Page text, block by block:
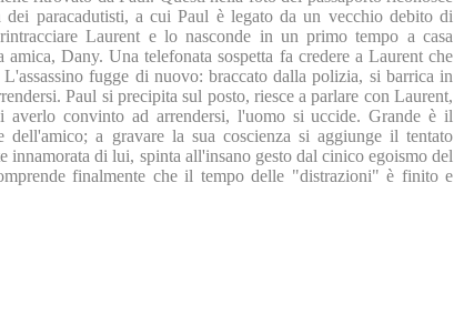
dei paracadutisti, a cui Paul è legato da un vecchio debito di
Laurent e lo nasconde in un primo tempo a casa
Dany. Una telefonata sospetta fa credere a Laurent che
fugge di nuovo: braccato dalla polizia, si barrica in
Paul si precipita sul posto, riesce a parlare con Laurent,
averlo convinto ad arrendersi, l'uomo si uccide. Grande è il
a gravare la sua coscienza si aggiunge il tentato
innamorata di lui, spinta all'insano gesto dal cinico egoismo del
finalmente che il tempo delle "distrazioni" è finito e